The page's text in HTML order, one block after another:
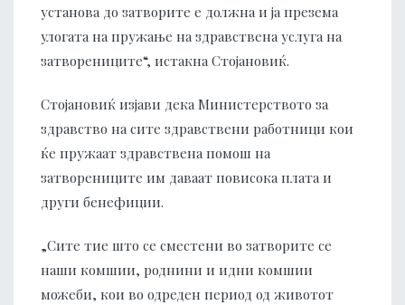
установа до затворите е должна и ја презема
улогата на пружање на здравствена услуга на
затворениците“, истакна Стојановиќ.
Стојановиќ изјави дека Министерството за
здравство на сите здравствени работници кои
ќе пружаат здравствена помош на
затворениците им даваат повисока плата и
други бенефиции.
„Сите тие што се сместени во затворите се
наши комшии, роднини и идни комшии
можеби, кои во одреден период од животот